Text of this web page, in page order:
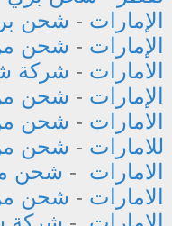
الإمارات - شحن
الإمارات - شحن
الامارات - شركة
الإمارات - شحن
الامارات - شحن
للامارات - شحن
الامارات - شحن
الامارات - شحن